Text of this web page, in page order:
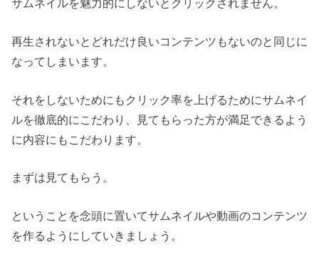
サムネイルを魅力的にしないとクリックされません。
再生されないとどれだけ良いコンテンツもないのと同じに
なってしまいます。
それをしないためにもクリック率を上げるためにサムネイ
ルを徹底的にこだわり、見てもらった方が満足できるよう
に内容にもこだわります。
まずは見てもらう。
ということを念頭に置いてサムネイルや動画のコンテンツ
を作るようにしていきましょう。